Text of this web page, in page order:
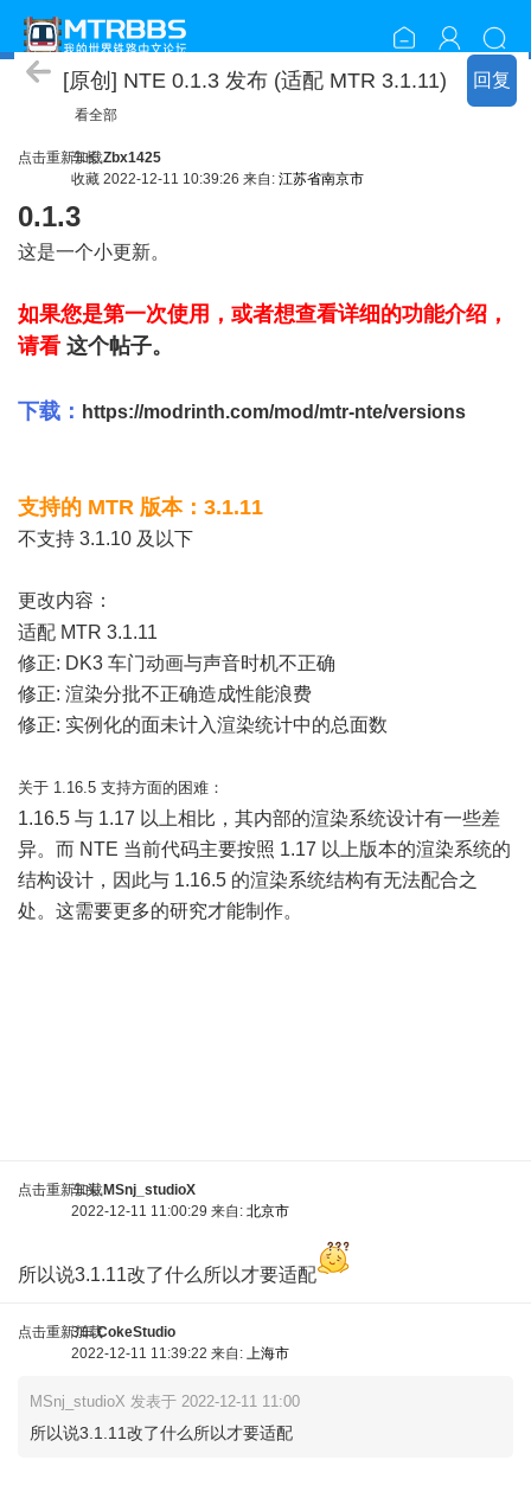
回复
NTE 纸板箱的交通扩展
[原创] NTE 0.1.3 发布 (适配 MTR 3.1.11)
看全部
点击重新加载
车长 Zbx1425
收藏 2022-12-11 10:39:26 来自: 江苏省南京市
0.1.3
这是一个小更新。
如果您是第一次使用，或者想查看详细的功能介绍，
请看 这个帖子。
下载： https://modrinth.com/mod/mtr-nte/versions
支持的 MTR 版本：3.1.11
不支持 3.1.10 及以下
更改内容：
适配 MTR 3.1.11
修正: DK3 车门动画与声音时机不正确
修正: 渲染分批不正确造成性能浪费
修正: 实例化的面未计入渲染统计中的总面数
关于 1.16.5 支持方面的困难：
1.16.5 与 1.17 以上相比，其内部的渲染系统设计有一些差
异。而 NTE 当前代码主要按照 1.17 以上版本的渲染系统的
结构设计，因此与 1.16.5 的渲染系统结构有无法配合之
处。这需要更多的研究才能制作。
点击重新加载
车头 MSnj_studioX
2022-12-11 11:00:29 来自: 北京市
所以说3.1.11改了什么所以才要适配
点击重新加载
3车 CokeStudio
2022-12-11 11:39:22 来自: 上海市
MSnj_studioX 发表于 2022-12-11 11:00
所以说3.1.11改了什么所以才要适配